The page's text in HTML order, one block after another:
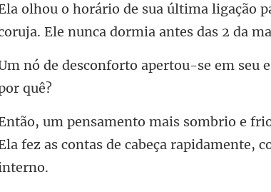
o
u-se em seu
fez as contas de cabeça ra